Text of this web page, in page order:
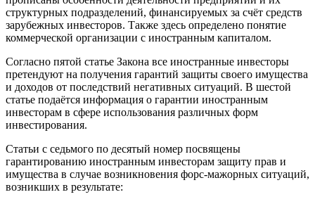
структурных подразделений, финансируемых за счёт средств
зарубежных инвесторов. Также здесь определено понятие
коммерческой организации с иностранным капиталом.
Согласно пятой статье Закона все иностранные инвесторы
претендуют на получения гарантий защиты своего имущества
и доходов от последствий негативных ситуаций. В шестой
статье подаётся информация о гарантии иностранным
инвесторам в сфере использования различных форм
инвестирования.
Статьи с седьмого по десятый номер посвящены
гарантированию иностранным инвесторам защиту прав и
имущества в случае возникновения форс-мажорных ситуаций,
возникших в результате: